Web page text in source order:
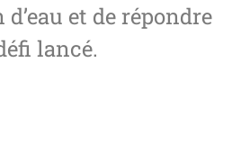
et de répondre
lancé.